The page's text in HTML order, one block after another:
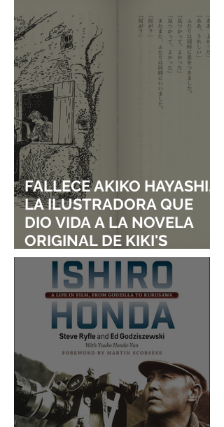
FALLECE AKIKO HAYASHI,
LA ILUSTRADORA QUE
DIO VIDA A LA NOVELA
ORIGINAL DE KIKI'S
DELIVERY SERVICE